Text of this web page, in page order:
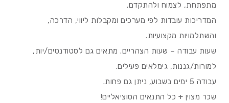
מתפתחת, לצמוח ולהתקדם.
המדריכות עובדות לפי מערכים ומקבלות ליווי, הדרכה,
והשתלמויות מקצועיות.
שעות עבודה – שעות הצהריים. מתאים גם לסטודנטים/יות,
למורות/גננות, גימלאים פעילים.
עבודה 5 ימים בשבוע, ניתן גם פחות.
שכר מצוין + כל התנאים הסוציאליים!